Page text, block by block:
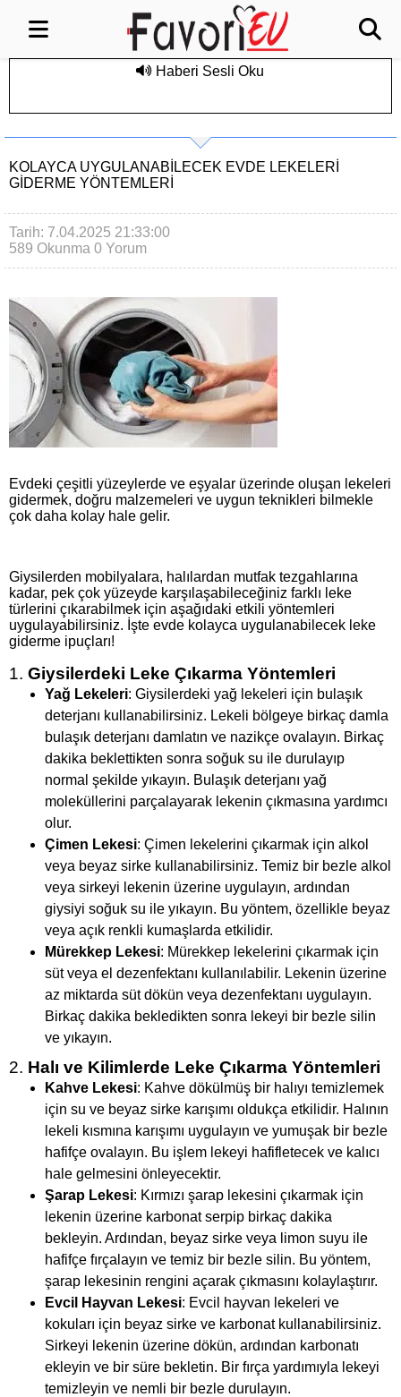
Haberi Sesli Oku
KOLAYCA UYGULANABILECEK EVDE LEKELERI
GIDERME YÖNTEMLERI
Tarih: 7.04.2025 21:33:00
589 Okunma 0 Yorum
Evdeki çeşitli yüzeylerde ve eşyalar üzerinde oluşan lekeleri
gidermek, doğru malzemeleri ve uygun teknikleri bilmekle
çok daha kolay hale gelir.
Giysilerden mobilyalara, halılardan mutfak tezgahlarına
kadar, pek çok yüzeyde karşılaşabileceğiniz farklı leke
türlerini çıkarabilmek için aşağıdaki etkili yöntemleri
uygulayabilirsiniz. İşte evde kolayca uygulanabilecek leke
giderme ipuçları!
1. Giysilerdeki Leke Çıkarma Yöntemleri
Yağ Lekeleri: Giysilerdeki yağ lekeleri için bulaşık
deterjanı kullanabilirsiniz. Lekeli bölgeye birkaç damla
bulaşık deterjanı damlatın ve nazikçe ovalayın. Birkaç
dakika beklettikten sonra soğuk su ile durulayıp
normal şekilde yıkayın. Bulaşık deterjanı yağ
moleküllerini parçalayarak lekenin çıkmasına yardımcı
olur.
Çimen Lekesi: Çimen lekelerini çıkarmak için alkol
veya beyaz sirke kullanabilirsiniz. Temiz bir bezle alkol
veya sirkeyi lekenin üzerine uygulayın, ardından
giysiyi soğuk su ile yıkayın. Bu yöntem, özellikle beyaz
veya açık renkli kumaşlarda etkilidir.
Mürekkep Lekesi: Mürekkep lekelerini çıkarmak için
süt veya el dezenfektanı kullanılabilir. Lekenin üzerine
az miktarda süt dökün veya dezenfektanı uygulayın.
Birkaç dakika bekledikten sonra lekeyi bir bezle silin
ve yıkayın.
2. Halı ve Kilimlerde Leke Çıkarma Yöntemleri
Kahve Lekesi: Kahve dökülmüş bir halıyı temizlemek
için su ve beyaz sirke karışımı oldukça etkilidir. Halının
lekeli kısmına karışımı uygulayın ve yumuşak bir bezle
hafifçe ovalayın. Bu işlem lekeyi hafifletecek ve kalıcı
hale gelmesini önleyecektir.
Şarap Lekesi: Kırmızı şarap lekesini çıkarmak için
lekenin üzerine karbonat serpip birkaç dakika
bekleyin. Ardından, beyaz sirke veya limon suyu ile
hafifçe fırçalayın ve temiz bir bezle silin. Bu yöntem,
şarap lekesinin rengini açarak çıkmasını kolaylaştırır.
Evcil Hayvan Lekesi: Evcil hayvan lekeleri ve
kokuları için beyaz sirke ve karbonat kullanabilirsiniz.
Sirkeyi lekenin üzerine dökün, ardından karbonatı
ekleyin ve bir süre bekletin. Bir fırça yardımıyla lekeyi
temizleyin ve nemli bir bezle durulayın.